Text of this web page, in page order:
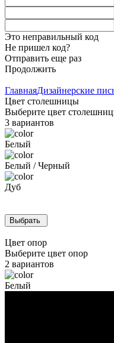
Это неправильный код
Не пришел код?
Отправить еще раз
Продолжить
ГлавнаяДизайнерские
Цвет столешницы
Выберите цвет
3 вариантов
Белый
Белый / Черный
Дуб
Выбрать
Цвет опор
Выберите цвет опор
2 вариантов
Белый